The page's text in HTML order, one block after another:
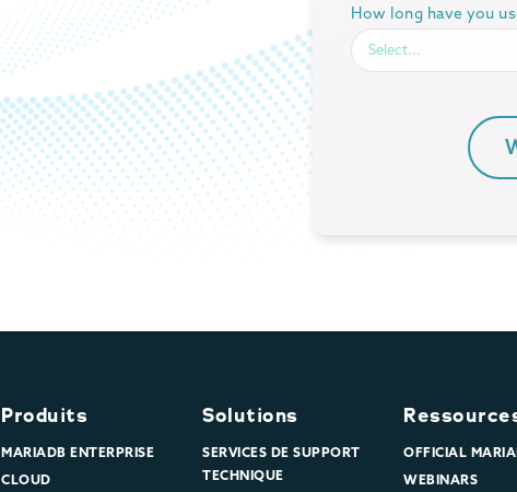
How long have you
Produits
MARIADB ENTERPRISE
CLOUD
Solutions
SERVICES DE SUPPORT
TECHNIQUE
OFFICIAL
WEBINARS